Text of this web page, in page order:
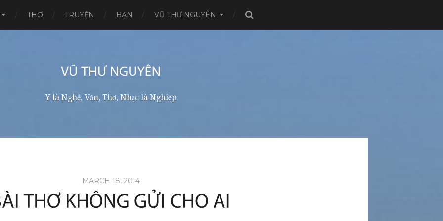
THƠ TRUYỆN BẠN VŨ THƯ NGUYÊN
Y là Nghề, Văn, Thơ, Nhạc là Nghiệp
MARCH 18, 2014